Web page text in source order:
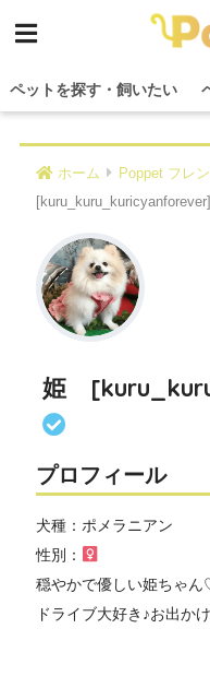
ペットを探す・飼いたい
ホーム Poppet フレ
[kuru_kuru_kuricyanforever]
姫
プロフィール
犬種：ポメラニアン
性別：
穏やかで優しい姫ちゃ
ドライブ大好き♪お出か